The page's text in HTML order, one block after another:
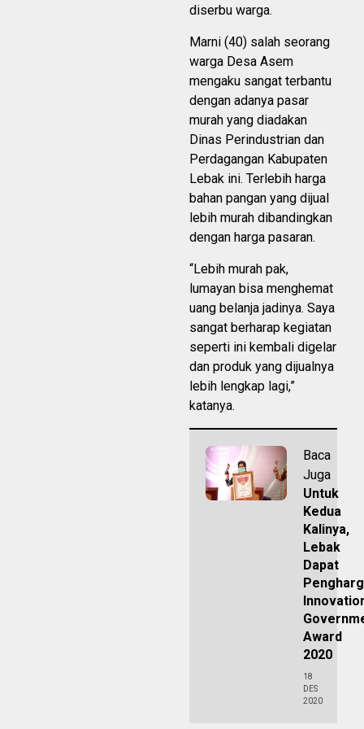
diserbu warga.
Marni (40) salah seorang
warga Desa Asem
mengaku sangat terbantu
dengan adanya pasar
murah yang diadakan
Dinas Perindustrian dan
Perdagangan Kabupaten
Lebak ini. Terlebih harga
bahan pangan yang dijual
lebih murah dibandingkan
dengan harga pasaran.
“Lebih murah pak,
lumayan bisa menghemat
uang belanja jadinya. Saya
sangat berharap kegiatan
seperti ini kembali digelar
dan produk yang dijualnya
lebih lengkap lagi,”
katanya.
Baca
Juga
Untuk
Kedua
Kalinya,
Lebak
Dapat
Award
2020
18
DES
2020